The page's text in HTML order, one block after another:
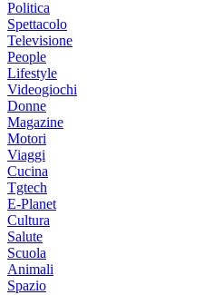
Politica
Spettacolo
Televisione
People
Lifestyle
Videogiochi
Donne
Magazine
Motori
Viaggi
Cucina
Tgtech
E-Planet
Cultura
Salute
Scuola
Animali
Spazio